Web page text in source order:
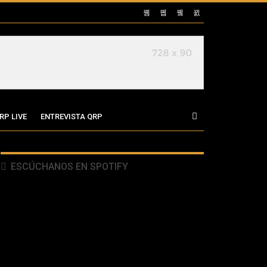
LIVE ENTREVISTA QRP
ESCÚCHANOS EN SPOTIFY